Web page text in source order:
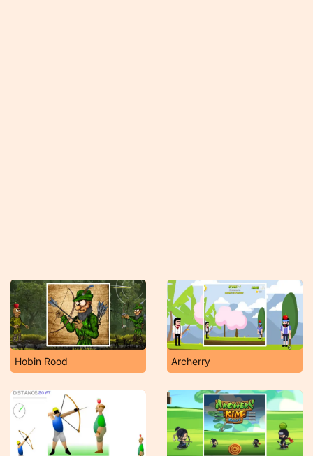
Hobin Rood Archerry